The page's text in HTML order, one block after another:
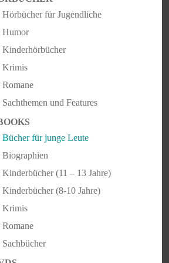
Hörbücher für Jugendliche
Humor
Kinderhörbücher
Krimis
Romane
Sachthemen und Features
Bücher für junge Leute
Biographien
Kinderbücher (11 – 13 Jahre)
Kinderbücher (8-10 Jahre)
Krimis
Romane
Sachbücher